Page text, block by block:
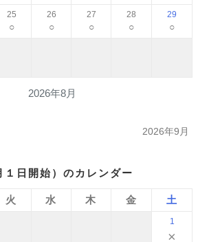
2026年8月
25
○
26
○
27
○
28
○
29
○
2026年9月
１日開始）のカレンダー
火 水 木 金 土
1
×